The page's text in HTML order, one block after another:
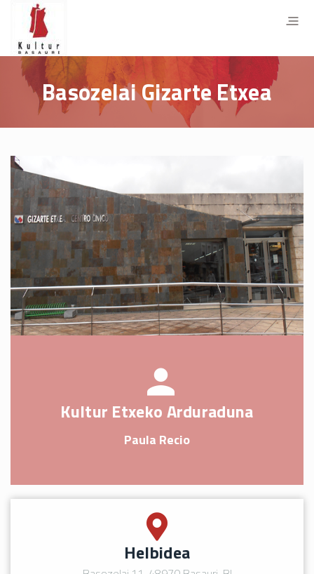
Basozelai Gizarte Etxea
Kultur Etxeko Arduraduna
Paula Recio
Helbidea